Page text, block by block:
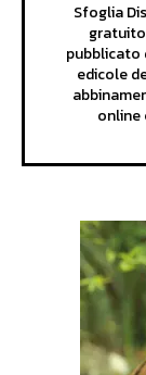
Sfoglia
pubblicato
edicole
online